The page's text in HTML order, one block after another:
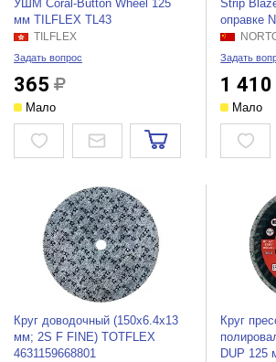
УШМ Coral-Button Wheel 125
мм TILFLEX TL43
TILFLEX
Задать вопрос
365
Мало
Strip
оправке
Задать
1 410
Мало
Круг доводочный (150х6.4х13
мм; 2S F FINE) TOTFLEX
4631159668801
Круг
DUP 125